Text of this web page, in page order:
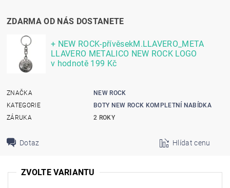
ZDARMA OD NÁS DOSTANETE
+ NEW ROCK-přívěsekM.LLAVERO_META
LLAVERO METALICO NEW ROCK LOGO
v hodnotě 199 Kč
ZNAČKA
NEW ROCK
KATEGORIE
BOTY NEW ROCK KOMPLETNÍ NABÍDKA
ZÁRUKA
2 ROKY
Dotaz Hlídat cenu
ZVOLTE VARIANTU